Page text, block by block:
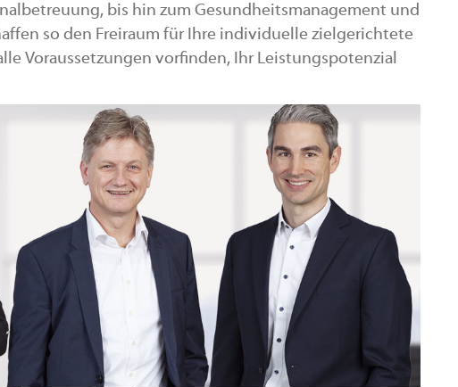
bis hin zum Gesundheitsmanagement und
so den Freiraum für Ihre individuelle zielgerichtete
Voraussetzungen vorfinden, Ihr Leistungspotenzial